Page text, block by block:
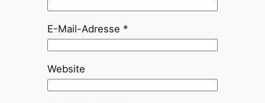
E-Mail-Adresse *
Website